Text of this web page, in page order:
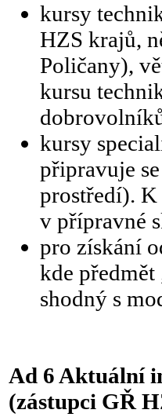
kursy
HZS krajů,
Poličany),
kursu
kursy
připravuje
prostředí). K
v přípravné
pro získání
kde předmět
shodný s
Ad 6 Aktuální
(zástupci GŘ